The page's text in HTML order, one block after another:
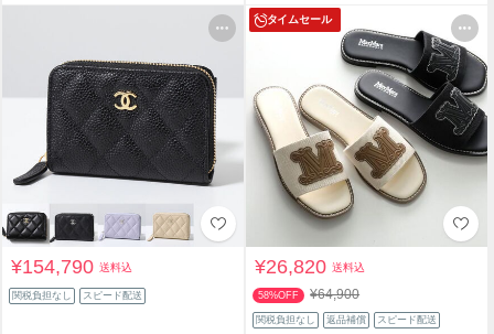
¥154,790送料込
関税負担なし スピード配送
タイムセール
¥26,820送料込
58%OFF ¥64,900
関税負担なし 返品補償 スピード配送